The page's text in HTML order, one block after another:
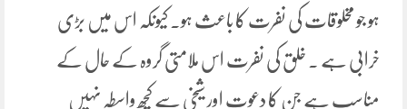
ہو جو مخلوقات کی نفرت کا باعث ہو۔ کیونکہ اس میں بڑی
خرابی ہے ۔ خلق کی نفرت اس ملامتی گروہ کے حال کے
مناسب ہے جن کا دعوت اور شیخی سے کچھ واسطہ نہیں